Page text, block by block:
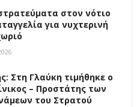
στον νότιο
για νυχτερινή
Στη Γλαύκη τιμήθηκε ο
– Προστάτης των
του Στρατού